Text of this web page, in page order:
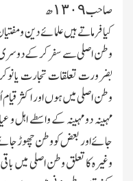
صاحب ١٣٠٩ھ
کیا فرماتے ہیں علمائے دین
وطن اصلی سے سفر کر کے
بضرورت تعلقات تجارت یا
وطن اصلی میں ہوں اور اکثر
مہینہ دو مہینہ کے واسطے اہل و
جائے اور بعض کو وطن چھوڑ
وغیرہ کا تعلق وطن اصلی میں